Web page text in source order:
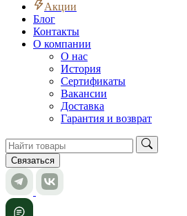
Акции
Блог
Контакты
О компании
О нас
История
Сертификаты
Вакансии
Доставка
Гарантия и возврат
Связаться